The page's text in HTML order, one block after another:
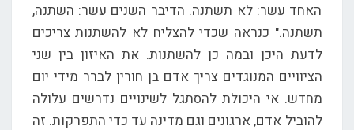
האחד עשר: לא תשתנה. הדיבר השנים עשר: השתנה,
תשתנה." כנראה שכדי להצליח לא להשתנות צריכים
לדעת היכן ובמה כן להשתנות. את האיזון בין שני
הציוויים המנוגדים צריך אדם בן חורין לברר מידי יום
מחדש. אי היכולת להסתגל לשינויים נדרשים עלולה
להוביל אדם, ארגונים וגם מדינה עד כדי התפרקות. זה